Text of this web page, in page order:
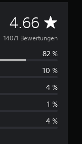
4.66 D
u
r
c
h
14071 Bewertungen
82 %
10 %
4 %
1 %
4 %